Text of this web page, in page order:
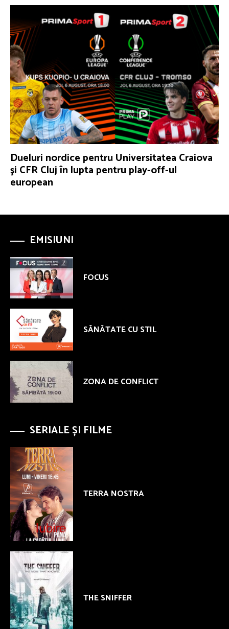
Dueluri nordice pentru Universitatea Craiova
şi CFR Cluj în lupta pentru play-off-ul
european
EMISIUNI
FOCUS
SĂNĂTATE CU STIL
ZONA DE CONFLICT
SERIALE ȘI FILME
TERRA NOSTRA
THE SNIFFER